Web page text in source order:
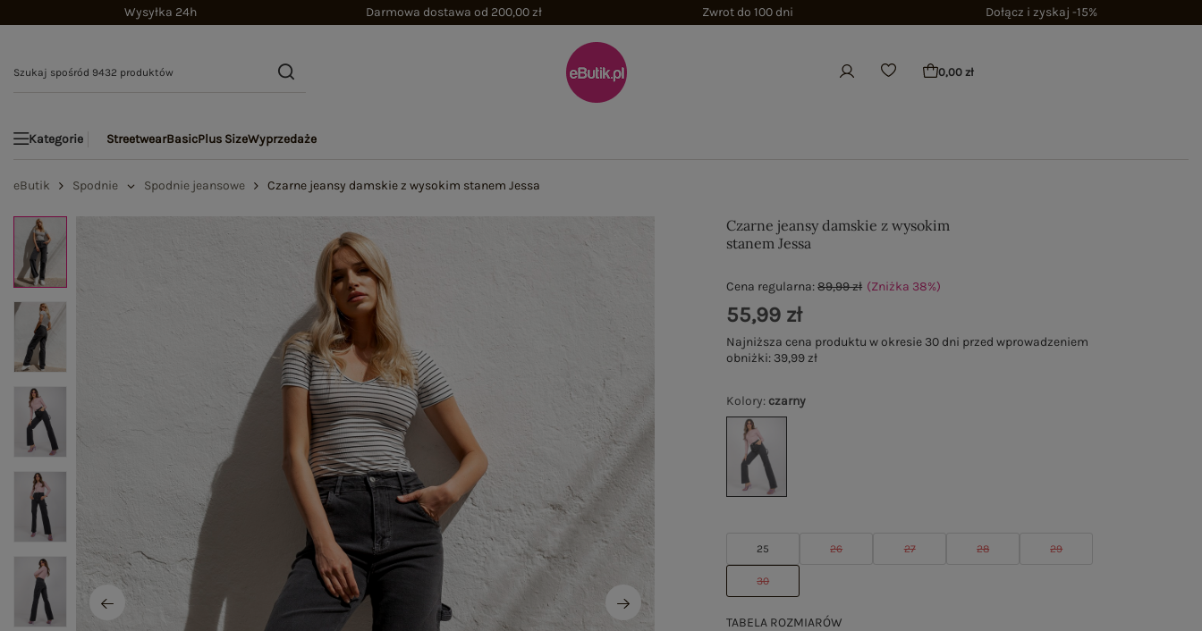
Wysyłka 24h Darmowa dostawa od 200,00 zł Zwrot do 100 dni Dołącz i zyskaj -15%
0,00 zł
Kategorie StreetwearBasicPlus SizeWyprzedaże
eButik Spodnie Spodnie jeansowe Czarne jeansy damskie z wysokim stanem Jessa
Czarne jeansy damskie z wysokim
stanem Jessa
Kolory: czarny
25 26 27 28 29
30
TABELA ROZMIARÓW
Cena regularna:89,99 zł (Zniżka 38%)
55,99 zł
Najniższa cena produktu w okresie 30 dni przed wprowadzeniem
obniżki: 39,99 zł